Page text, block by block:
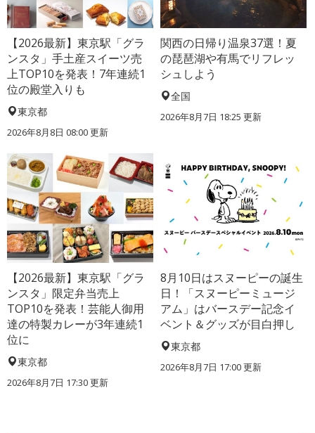
【2026最新】東京駅「グラ
ンスタ」手土産スイーツ売
上TOP10を発表！7年連続1
位の殿堂入りも
東京都
2026年8月8日 08:00更新
関西の日帰り温泉37選！夏
の琵琶湖や有馬でリフレッ
シュしよう
全国
2026年8月7日 18:25 更新
【2026最新】東京駅「グラ
ンスタ」限定弁当売上
TOP10を発表！芸能人御用
達の特製カレーが3年連続1
位に
東京都
2026年8月7日 17:30更新
8月10日はスヌーピーの誕生
日！「スヌーピーミュージ
アム」はバースデー記念イ
ベント＆グッズが目白押し
東京都
2026年8月7日 17:00更新